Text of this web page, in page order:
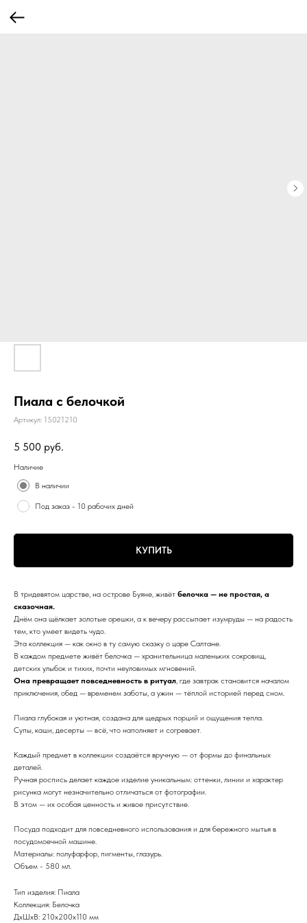
Пиала с белочкой
Артикул: 15021210
5 500 руб.
Наличие
В наличии
Под заказ - 10 рабочих дней
КУПИТЬ
В тридевятом царстве, на острове Буяне, живёт белочка — не простая, а
сказочная.
Днём она щёлкает золотые орешки, а к вечеру рассыпает изумруды — на радость
тем, кто умеет видеть чудо.
Эта коллекция — как окно в ту самую сказку о царе Салтане.
В каждом предмете живёт белочка — хранительница маленьких сокровищ,
детских улыбок и тихих, почти неуловимых мгновений.
Она превращает повседневность в ритуал, где завтрак становится началом
приключения, обед — временем заботы, а ужин — тёплой историей перед сном.
Пиала глубокая и уютная, создана для щедрых порций и ощущения тепла.
Супы, каши, десерты — всё, что наполняет и согревает.
Каждый предмет в коллекции создаётся вручную — от формы до финальных
деталей.
Ручная роспись делает каждое изделие уникальным: оттенки, линии и характер
рисунка могут незначительно отличаться от фотографии.
В этом — их особая ценность и живое присутствие.
Посуда подходит для повседневного использования и для бережного мытья в
посудомоечной машине.
Материалы: полуфарфор, пигменты, глазурь.
Объем - 580 мл.
Тип изделия: Пиала
Коллекция: Белочка
ДxШxВ: 210x200x110 мм